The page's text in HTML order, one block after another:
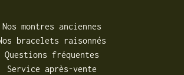
Nos montres anciennes
bracelets raisonnés
Questions fréquentes
Service après-vente